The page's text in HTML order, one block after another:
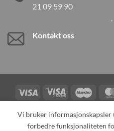
21 09 59 90
Kontakt oss
Visa
Visa
Electron
Card
TILBAKEKALLINGER
Vi bruker informasjonskapsler
forbedre funksjonaliteten